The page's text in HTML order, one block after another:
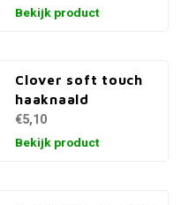
Bekijk product
Clover soft touch
haaknaald
€5,10
Bekijk product